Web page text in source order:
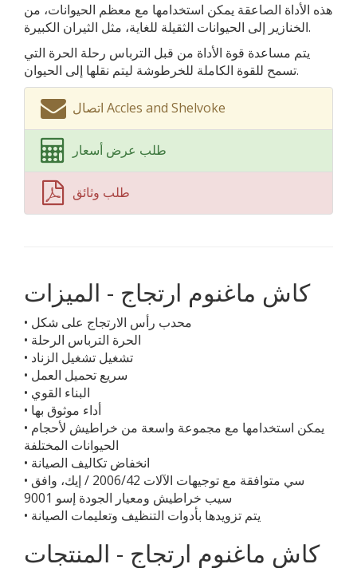
هذه الأداة الصاعقة يمكن استخدامها مع معظم الحيوانات، من
الخنازير إلى الحيوانات الثقيلة للغاية، مثل الثيران الكبيرة.
يتم مساعدة قوة الأداة من قبل الترباس رحلة الحرة التي
تسمح للقوة الكاملة للخرطوشة ليتم نقلها إلى الحيوان.
اتصال Accles and Shelvoke
طلب عرض أسعار
طلب وثائق
كاش ماغنوم ارتجاج - الميزات
• محدب رأس الارتجاج على شكل
• الحرة الترباس الرحلة
• تشغيل تشغيل الزناد
• سريع تحميل العمل
• البناء القوي
• أداء موثوق بها
• يمكن استخدامها مع مجموعة واسعة من خراطيش لأحجام
الحيوانات المختلفة
• انخفاض تكاليف الصيانة
• سي متوافقة مع توجيهات الآلات 2006/42 / إيك، وافق
سيب خراطيش ومعيار الجودة إسو 9001
• يتم تزويدها بأدوات التنظيف وتعليمات الصيانة
كاش ماغنوم ارتجاج - المنتجات